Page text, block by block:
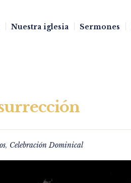
Nuestra iglesia Sermones
, Celebración Dominical